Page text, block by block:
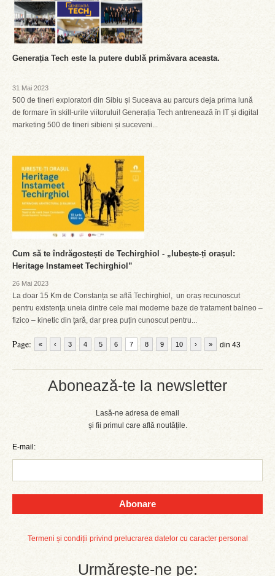
Abonează-te la newsletter
Lasă-ne adresa de email
și fii primul care află noutățile.
E-mail:
Abonare
Termeni și condiții privind prelucrarea datelor cu caracter personal
Urmărește-ne pe:
Generația Tech este la putere dublă primăvara aceasta.
31 Mai 2023
500 de tineri exploratori din Sibiu și Suceava au parcurs deja prima lună
de formare în skill-urile viitorului! Generația Tech antrenează în IT și digital
marketing 500 de tineri sibieni și suceveni...
Cum să te îndrăgostești de Techirghiol - „Iubește-ți orașul:
Heritage Instameet Techirghiol”
26 Mai 2023
La doar 15 Km de Constanța se află Techirghiol, un oraș recunoscut
pentru existenţa uneia dintre cele mai moderne baze de tratament balneo –
fizico – kinetic din ţară, dar prea puțin cunoscut pentru...
Page: « ‹ 3 4 5 6 7 8 9 10 din 43
› »